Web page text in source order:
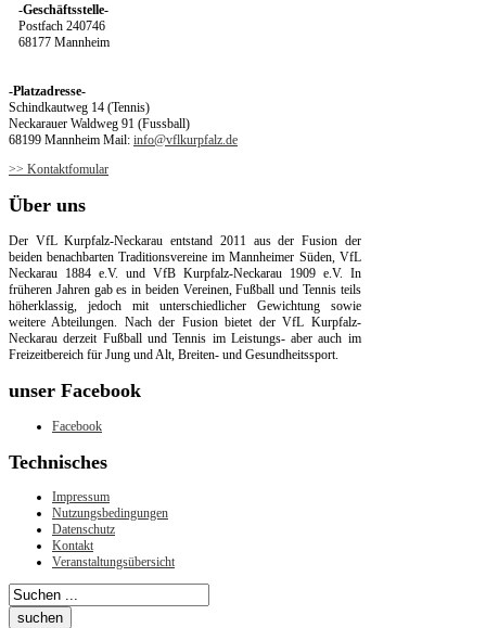
-Geschäftsstelle-
Postfach 240746
68177 Mannheim
-Platzadresse-
Schindkautweg 14 (Tennis)
Neckarauer Waldweg 91 (Fussball)
68199 Mannheim Mail: info@vflkurpfalz.de
>> Kontaktfomular
Über uns
Der VfL Kurpfalz-Neckarau entstand 2011 aus der Fusion der
beiden benachbarten Traditionsvereine im Mannheimer Süden, VfL
Neckarau 1884 e.V. und VfB Kurpfalz-Neckarau 1909 e.V. In
früheren Jahren gab es in beiden Vereinen, Fußball und Tennis teils
höherklassig, jedoch mit unterschiedlicher Gewichtung sowie
weitere Abteilungen. Nach der Fusion bietet der VfL Kurpfalz-
Neckarau derzeit Fußball und Tennis im Leistungs- aber auch im
Freizeitbereich für Jung und Alt, Breiten- und Gesundheitssport.
unser Facebook
Facebook
Technisches
Impressum
Nutzungsbedingungen
Datenschutz
Kontakt
Veranstaltungsübersicht